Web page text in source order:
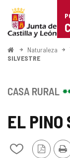
Portal
de
Turismo
de
Castilla
León
InicioNaturaleza
SILVESTRE
EL PINO
Añadir/quitar
Versión
PDF
CASA RURAL